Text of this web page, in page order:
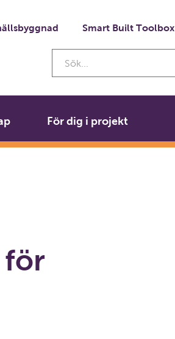
Smart Built Toolbox
För dig i projekt
för